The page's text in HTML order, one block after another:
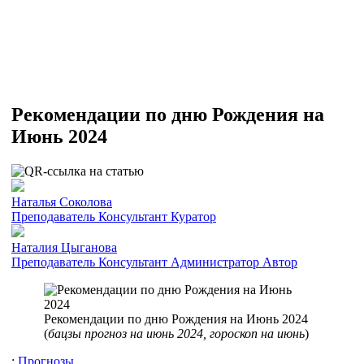
Рекомендации по дню Рождения на
Июнь 2024
Наталья Соколова
Преподаватель Консультант Куратор
Наталия Цыганова
Преподаватель Консультант Администратор Автор
Рекомендации по дню Рождения на Июнь 2024
(бацзы прогноз на июнь 2024, гороскоп на июнь)
: Прогнозы